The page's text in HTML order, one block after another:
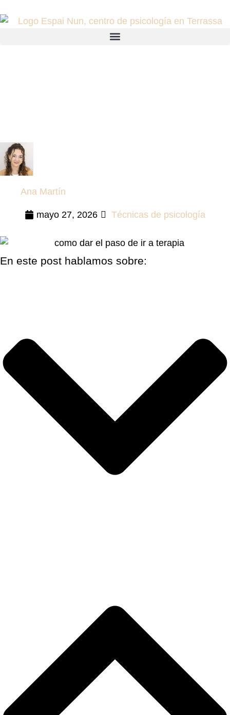
Ana Martín
mayo 27, 2026 Técnicas de psicología
En este post hablamos sobre: